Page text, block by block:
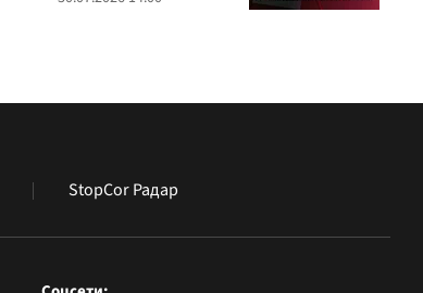
StopCor Радар